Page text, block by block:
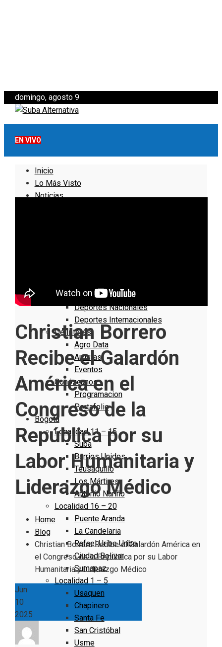
domingo, agosto 9
EN VIVO
Inicio
Lo Más Visto
Noticias
Deportes Locales
Deportes Nacionales
Deportes Internacionales
De Interés
Agro Data
Artistas
Eventos
Conózcanos
Programacion
Portafolio
Bogotá
Localidad 11 – 15
Suba
Barrios Unidos
Teusaquillo
Los Mártires
Antonio Nariño
Localidad 16 – 20
Puente Aranda
La Candelaria
Rafael Uribe Uribe
Ciudad Bolivar
Sumapaz
Localidad 1 – 5
Usaquen
Chapinero
Santa Fe
San Cristóbal
Usme
Christian Borrero
Recibe el Galardón
América en el
Congreso de la
República por su
Labor Humanitaria y
Liderazgo Médico
Home
Blog
Christian Borrero Recibe el Galardón América en
el Congreso de la República por su Labor
Humanitaria y Liderazgo Médico
Jun
10
2025